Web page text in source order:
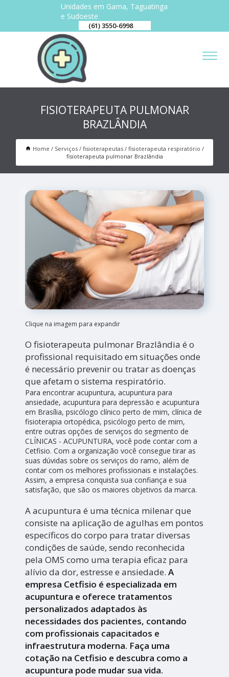
Unidades em Gama, Taguatinga
e Sudoeste
(61) 3550-6998
FISIOTERAPEUTA PULMONAR
BRAZLÂNDIA
Home Serviços fisioterapeutas
fisioterapeuta respiratório
fisioterapeuta pulmonar Brazlândia
Clique na imagem para expandir
O fisioterapeuta pulmonar Brazlândia é o
profissional requisitado em situações onde
é necessário prevenir ou tratar as doenças
que afetam o sistema respiratório.
Para encontrar acupuntura, acupuntura para
ansiedade, acupuntura para depressão e acupuntura
em Brasília, psicólogo clínico perto de mim, clínica de
fisioterapia ortopédica, psicólogo perto de mim,
entre outras opções de serviços do segmento de
CLÍNICAS - ACUPUNTURA, você pode contar com a
Cetfisio. Com a organização você consegue tirar as
suas dúvidas sobre os serviços do ramo, além de
contar com os melhores profissionais e instalações.
Assim, a empresa conquista sua confiança e sua
satisfação, que são os maiores objetivos da marca.
A acupuntura é uma técnica milenar que
consiste na aplicação de agulhas em pontos
específicos do corpo para tratar diversas
condições de saúde, sendo reconhecida
pela OMS como uma terapia eficaz para
alívio da dor, estresse e ansiedade.A
empresa Cetfisio é especializada em
acupuntura e oferece tratamentos
personalizados adaptados às
necessidades dos pacientes, contando
com profissionais capacitados e
infraestrutura moderna. Faça uma
cotação na Cetfisio e descubra como a
acupuntura pode mudar sua vida.